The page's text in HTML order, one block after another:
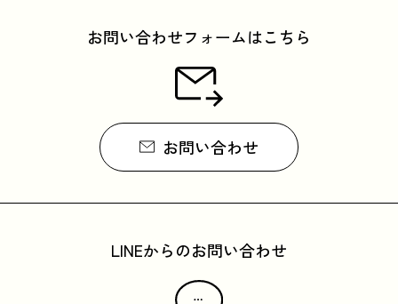
お問い合わせフォームはこちら
お問い合わせ
LINEからのお問い合わせ